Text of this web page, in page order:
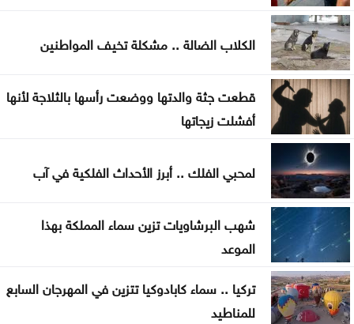
توافق مبدئي على آلية تعيين المدير التنفيذي للبلديات
اليرموك تطلق اسم اليوبيل الذهبي على خريجي الفوج
47 من طلبتها
تعيين سفيرين جديدين لبيلاروس والبيرو غير مقيمين
جمعية أطباء القلب الأردنية تنظم ندوة علمية
الكلاب الضالة .. مشكلة تخيف المواطنين
قطعت جثة والدتها ووضعت رأسها بالثلاجة لأنها
أفشلت زيجاتها
لمحبي الفلك .. أبرز الأحداث الفلكية في آب
شهب البرشاويات تزين سماء المملكة بهذا
الموعد
تركيا .. سماء كابادوكيا تتزين في المهرجان السابع
للمناطيد